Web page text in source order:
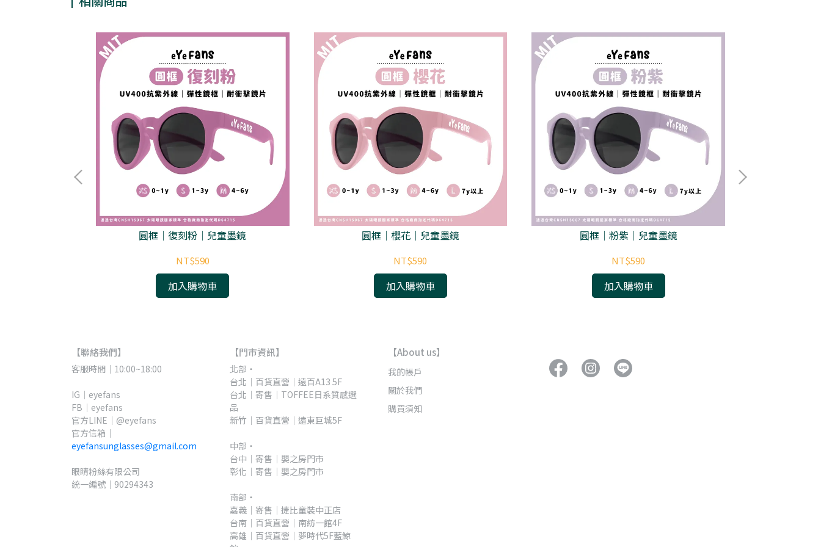
圓框｜復刻粉｜兒童墨鏡
NT$590
加入購物車
圓框｜櫻花｜兒童墨鏡
NT$590
加入購物車
圓框｜粉紫｜兒童墨鏡
NT$590
加入購物車
【聯絡我們】
客服時間｜10:00~18:00
IG｜eyefans
FB｜eyefans
官方LINE｜@eyefans
官方信箱｜
eyefansunglasses@gmail.com
眼睛粉絲有限公司
統一編號｜90294343
【門市資訊】
北部・
台北｜百貨直營｜遠百A13 5F
台北｜寄售｜TOFFEE日系質感選
品
新竹｜百貨直營｜遠東巨城5F
中部・
台中｜寄售｜嬰之房門市
彰化｜寄售｜嬰之房門市
南部・
嘉義｜寄售｜捷比童裝中正店
台南｜百貨直營｜南紡一館4F
高雄｜百貨直營｜夢時代5F藍鯨
【About us】
我的帳戶
關於我們
購買須知